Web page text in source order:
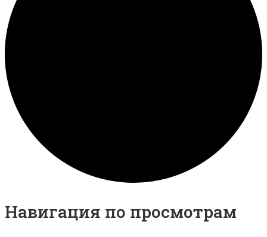
Навигация по просмотрам